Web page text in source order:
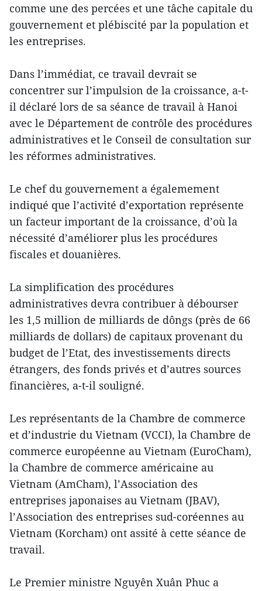
comme une des percées et une tâche capitale du
gouvernement et plébiscité par la population et
les entreprises.
Dans l’immédiat, ce travail devrait se
concentrer sur l’impulsion de la croissance, a-t-
il déclaré lors de sa séance de travail à Hanoi
avec le Département de contrôle des procédures
administratives et le Conseil de consultation sur
les réformes administratives.
Le chef du gouvernement a égalemement
indiqué que l’activité d’exportation représente
un facteur important de la croissance, d’où la
nécessité d’améliorer plus les procédures
fiscales et douanières.
La simplification des procédures
administratives devra contribuer à débourser
les 1,5 million de milliards de dôngs (près de 66
milliards de dollars) de capitaux provenant du
budget de l’Etat, des investissements directs
étrangers, des fonds privés et d’autres sources
financières, a-t-il souligné.
Les représentants de la Chambre de commerce
et d’industrie du Vietnam (VCCI), la Chambre de
commerce européenne au Vietnam (EuroCham),
la Chambre de commerce américaine au
Vietnam (AmCham), l’Association des
entreprises japonaises au Vietnam (JBAV),
l’Association des entreprises sud-coréennes au
Vietnam (Korcham) ont assité à cette séance de
travail.
Le Premier ministre Nguyên Xuân Phuc a